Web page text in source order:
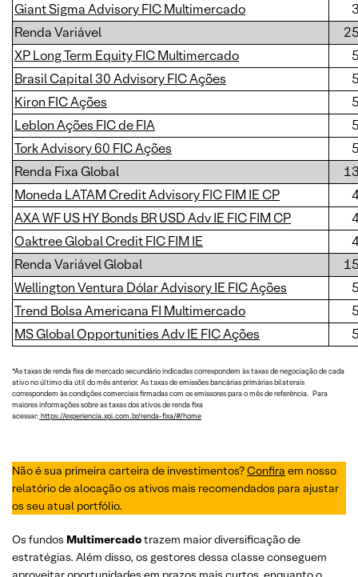
Giant Sigma Advisory FIC Multimercado
Renda Variável
XP Long Term Equity FIC Multimercado
Brasil Capital 30 Advisory FIC Ações
Kiron FIC Ações
Leblon Ações FIC de FIA
Tork Advisory 60 FIC Ações
Renda Fixa Global
Moneda LATAM Credit Advisory FIC FIM IE CP
AXA WF US HY Bonds BR USD Adv IE FIC FIM CP
Oaktree Global Credit FIC FIM IE
Renda Variável Global
Wellington Ventura Dólar Advisory IE FIC Ações
Trend Bolsa Americana FI Multimercado
MS Global Opportunities Adv IE FIC Ações
*As taxas de renda fixa de mercado secundário indicadas correspondem às taxas de negociação de cada
ativo no último dia útil do mês anterior. As taxas de emissões bancárias primárias bilaterais
correspondem às condições comerciais firmadas com os emissores para o mês de referência. Para
maiores informações sobre as taxas dos ativos de renda fixa
acessar: https://experiencia.xpi.com.br/renda-fixa/#/home
Não é sua primeira carteira de investimentos?Confira em nosso
relatório de alocação os ativos mais recomendados para ajustar
os seu atual portfólio.
Os fundos Multimercadotrazem maior diversificação de
estratégias. Além disso, os gestores dessa classe conseguem